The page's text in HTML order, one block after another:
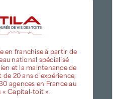
en franchise à partir de
national spécialisé
et la maintenance de
20 ans d’expérience,
agences en France au
Capital-toit ».